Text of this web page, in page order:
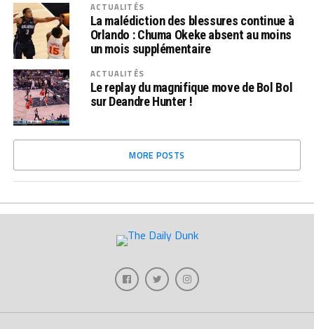
ACTUALITÉS
La malédiction des blessures continue à
Orlando : Chuma Okeke absent au moins
un mois supplémentaire
ACTUALITÉS
Le replay du magnifique move de Bol Bol
sur Deandre Hunter !
MORE POSTS